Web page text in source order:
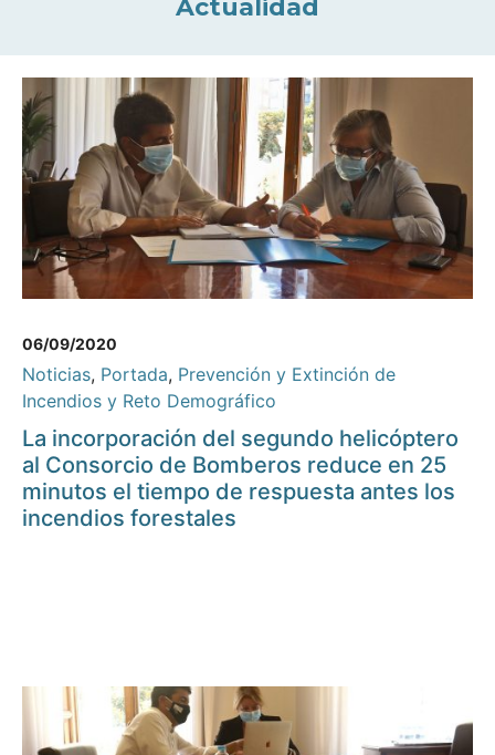
Actualidad
06/09/2020
Noticias, Portada, Prevención y Extinción de
Incendios y Reto Demográfico
La incorporación del segundo helicóptero
al Consorcio de Bomberos reduce en 25
minutos el tiempo de respuesta antes los
incendios forestales